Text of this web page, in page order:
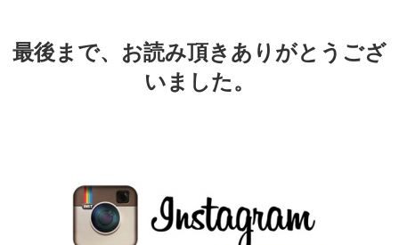
最後まで、お読み頂きありがとうござ
いました。